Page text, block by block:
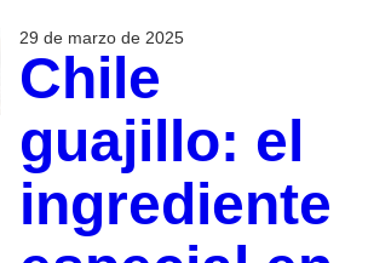
29 de marzo de 2025
Chile
guajillo: el
ingrediente